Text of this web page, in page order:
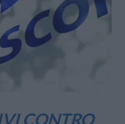
CONTRO